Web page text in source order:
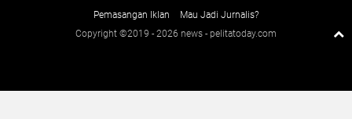
Pemasangan Iklan
Mau Jadi Jurnalis?
Copyright ©2019 - 2026 news - pelitatoday.com